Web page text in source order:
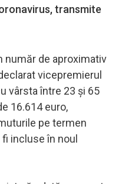
transmite
număr de aproximativ
vicepremierul
vârsta între 23 şi 65
16.614 euro,
pe termen
incluse în noul